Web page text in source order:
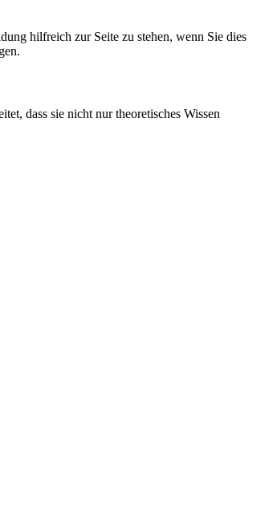
hilfreich zur Seite zu stehen, wenn Sie dies
dass sie nicht nur theoretisches Wissen